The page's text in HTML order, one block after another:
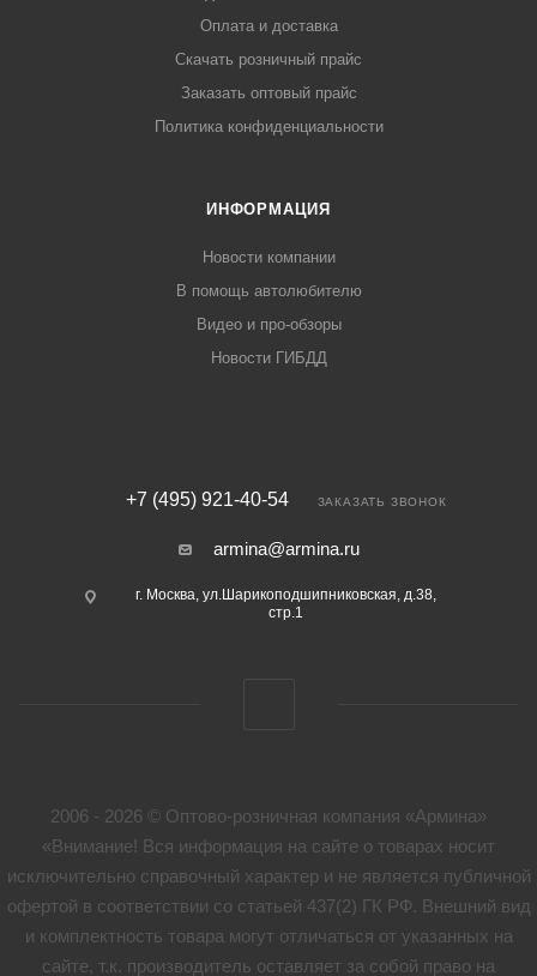
Оплата и доставка
Скачать розничный прайс
Заказать оптовый прайс
Политика конфиденциальности
ИНФОРМАЦИЯ
Новости компании
В помощь автолюбителю
Видео и про-обзоры
Новости ГИБДД
+7 (495) 921-40-54 ЗАКАЗАТЬ ЗВОНОК
armina@armina.ru
г. Москва, ул.Шарикоподшипниковская, д.38,
стр.1
2006 - 2026 © Оптово-розничная компания «Армина»
«Внимание! Вся информация на сайте о товарах носит
исключительно справочный характер и не является публичной
офертой в соответствии со статьей 437(2) ГК РФ. Внешний вид
и комплектность товара могут отличаться от указанных на
сайте, т.к. производитель оставляет за собой право на